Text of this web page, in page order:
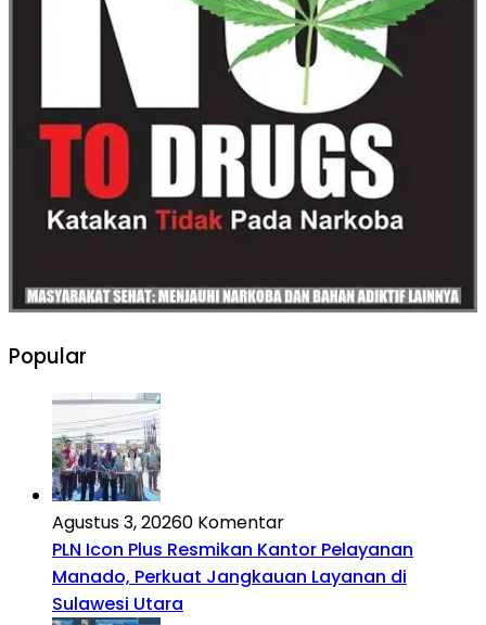
Popular
Agustus 3, 20260 Komentar
PLN Icon Plus Resmikan Kantor Pelayanan
Manado, Perkuat Jangkauan Layanan di
Sulawesi Utara